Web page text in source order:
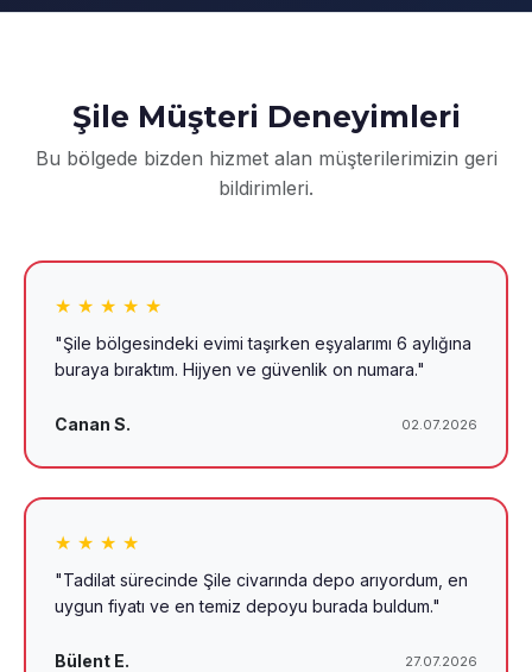
Şile Müşteri Deneyimleri
Bu bölgede bizden hizmet alan müşterilerimizin geri
bildirimleri.
★ ★ ★ ★ ★
"Şile bölgesindeki evimi taşırken eşyalarımı 6 aylığına
buraya bıraktım. Hijyen ve güvenlik on numara."
Canan S. 02.07.2026
★ ★ ★ ★
"Tadilat sürecinde Şile civarında depo arıyordum, en
uygun fiyatı ve en temiz depoyu burada buldum."
Bülent E. 27.07.2026